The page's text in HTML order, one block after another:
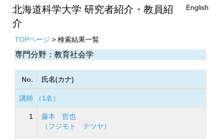
北海道科学大学 研究者紹介・教員紹
介
English
TOPページ > 検索結果一覧
専門分野：教育社会学
No. 氏名(カナ)
講師 （1名）
1
藤本 哲也
（フジモト テツヤ）